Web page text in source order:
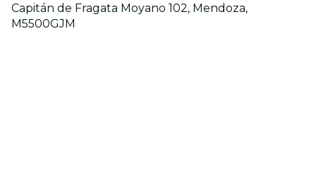
Capitán de Fragata Moyano 102, Mendoza,
M5500GJM